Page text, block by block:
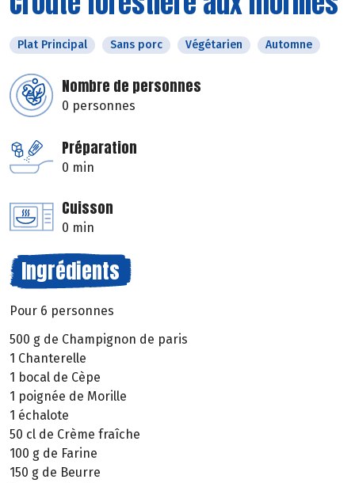
Plat Principal Sans porc Végétarien Automne
Nombre de personnes
0 personnes
Préparation
0 min
Cuisson
0 min
Ingrédients
Pour 6 personnes
500 g de Champignon de paris
1 Chanterelle
1 bocal de Cèpe
1 poignée de Morille
1 échalote
50 cl de Crème fraîche
100 g de Farine
150 g de Beurre